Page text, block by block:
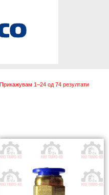
Прикажувам 1–24 од 74 резултати